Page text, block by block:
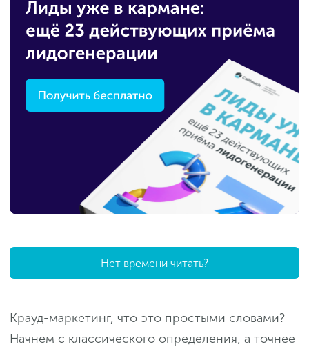
Нет времени читать?
Крауд-маркетинг, что это простыми словами?
Начнем с классического определения, а точнее